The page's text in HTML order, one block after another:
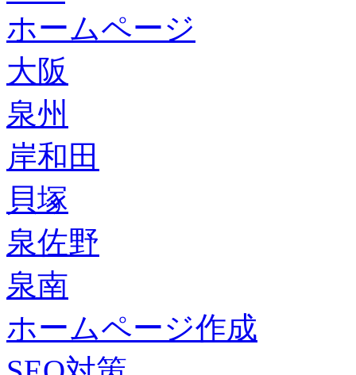
ホームページ
大阪
泉州
岸和田
貝塚
泉佐野
泉南
ホームページ作成